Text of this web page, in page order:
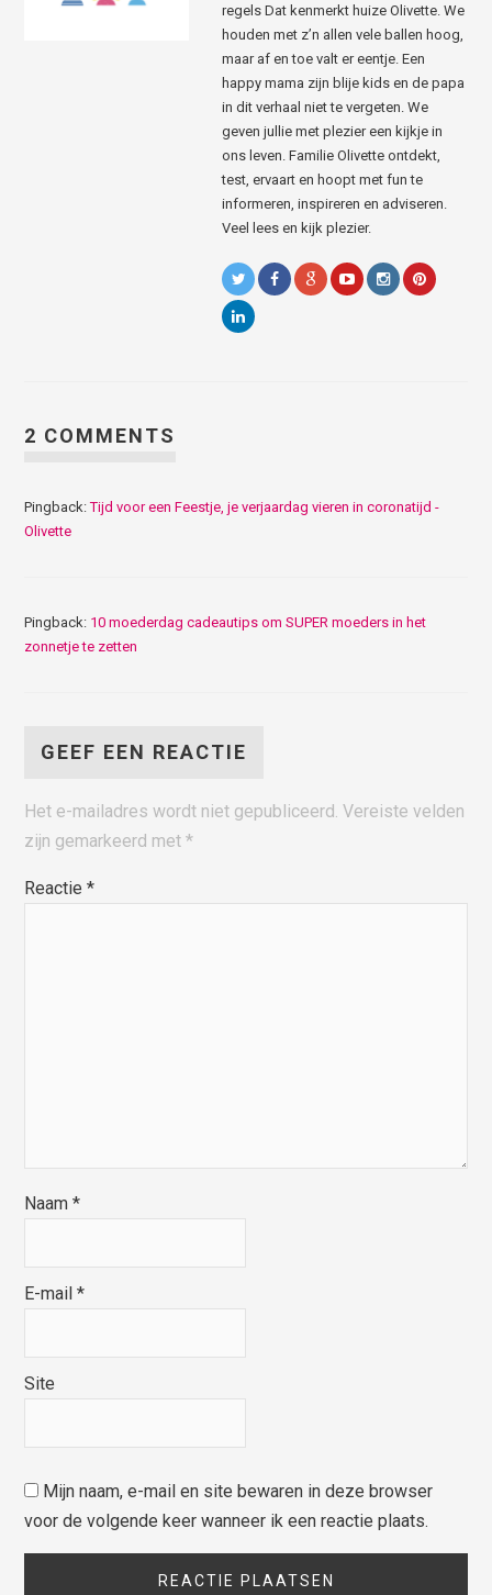
regels Dat kenmerkt huize Olivette. We
houden met z’n allen vele ballen hoog,
maar af en toe valt er eentje. Een
happy mama zijn blije kids en de papa
in dit verhaal niet te vergeten. We
geven jullie met plezier een kijkje in
ons leven. Familie Olivette ontdekt,
test, ervaart en hoopt met fun te
informeren, inspireren en adviseren.
Veel lees en kijk plezier.
2 COMMENTS
Pingback:Tijd voor een Feestje, je verjaardag vieren in coronatijd -
Olivette
Pingback: 10 moederdag cadeautips om SUPER moeders in het
zonnetje te zetten
GEEF EEN REACTIE
Het e-mailadres wordt niet gepubliceerd. Vereiste velden
zijn gemarkeerd met*
Reactie*
Naam*
E-mail*
Site
Mijn naam, e-mail en site bewaren in deze browser
voor de volgende keer wanneer ik een reactie plaats.